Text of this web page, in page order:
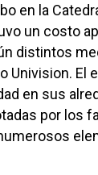
en la
un costo
distintos
Univision. El
en sus
por los